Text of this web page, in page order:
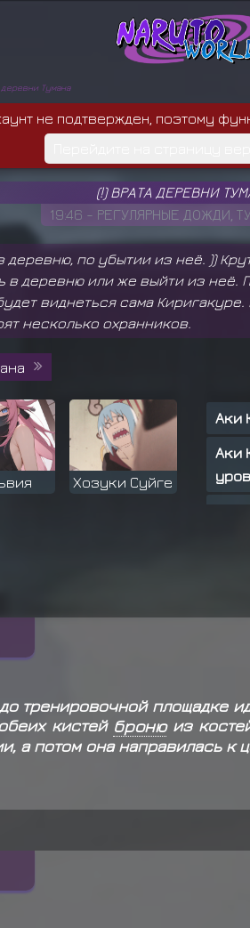
деревни Тумана
не подтвержден, поэтому
(!) ВРАТА ДЕРЕВНИ
19:46 - РЕГУЛЯРНЫЕ ДОЖДИ,
деревню, по убытии из неё. ))
в деревню или же выйти из неё.
виднеться сама
несколько охранников.
Хозуки Суйге
Аки
Аки
тренировочной площадке
кистей бронюиз
а потом она направилась к